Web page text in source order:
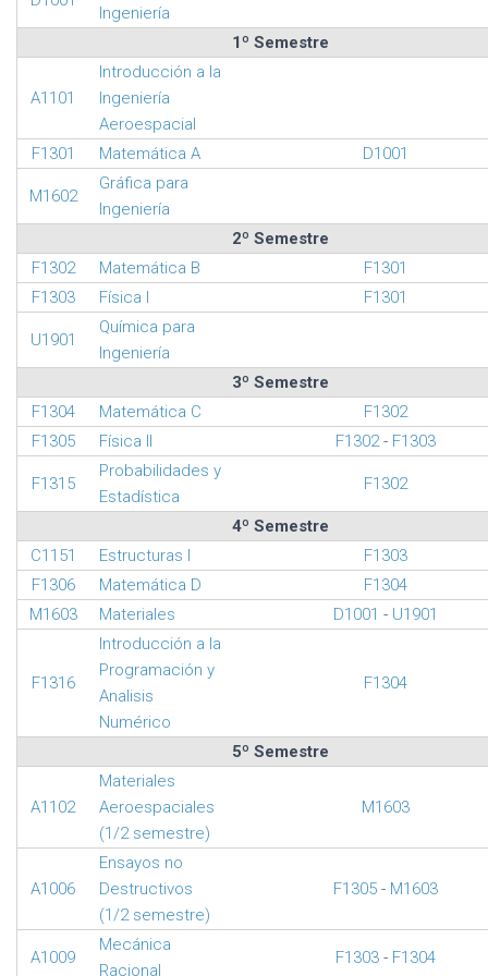
Ingeniería
1º Semestre
A1101
Introducción a la
Ingeniería
Aeroespacial
F1301
Matemática A D1001
M1602
Gráfica para
Ingeniería
2º Semestre
F1302
Matemática B
F1301
F1303
Física I F1301
U1901
Química para
Ingeniería
3º Semestre
F1304
Matemática C
F1302
F1305
Física II F1302- F1303
F1315
Probabilidades y
Estadística
F1302
4º Semestre
C1151
Estructuras I
F1303
F1306
Matemática D
F1304
M1603
Materiales D1001 - U1901
F1316
Introducción a la
Programación y
Analisis
Numérico
F1304
5º Semestre
A1102
Materiales
Aeroespaciales
(1/2 semestre)
M1603
A1006
Ensayos no
Destructivos
(1/2 semestre)
F1305- M1603
A1009
Mecánica
Racional
F1303- F1304